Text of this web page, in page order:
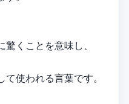
くことを意味し、
使われる言葉です。